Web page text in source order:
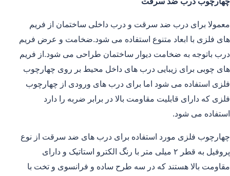
معمولا برای درب ضد سرقت و درب داخلی ساختمان از فریم
های فلزی با ابعاد متنوع استفاده می شود.ضخامت و عرض فریم
درب باتوجه به ضخامت دیوار ساختمان طراحی می شود.از فریم
های چوبی برای زیبایی درب های داخل محیط بر روی چهارچوب
فلزی استفاده می شود اما برای درب های ورودی از چهارچوب
فلزی که دارای قابلیت مقاومت بالا در برابر ضربه را دارد
استفاده می شود.
چهارچوب فلزی مورد استفاده برای درب های ضد سرقت از نوع
پروفیل به قطر ۲ میلی متر با رنگ الکترو استاتیک و دارای
مقاومت بالا هستند که در سه طرح ساده و فرانسوی و تخت با